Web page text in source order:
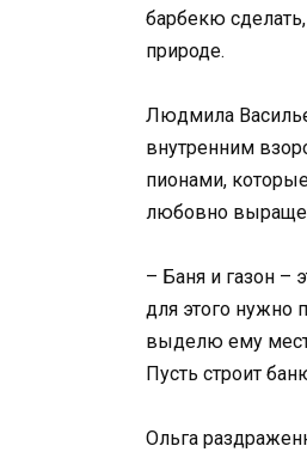
барбекю
природе.
Людмила
внутренним
пионами,
любовно
– Баня и газон –
для этого нужно
выделю ему
Пусть строит
Ольга